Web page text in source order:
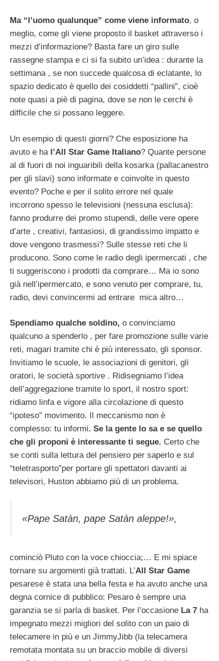
Ma “l’uomo qualunque” come viene informato, o
meglio, come gli viene proposto il basket attraverso i
mezzi d’informazione? Basta fare un giro sulle
rassegne stampa e ci si fa subito un’idea : durante la
settimana , se non succede qualcosa di eclatante, lo
spazio dedicato è quello dei cosiddetti “pallini”, cioè
note quasi a piè di pagina, dove se non le cerchi è
difficile che si possano leggere.
Un esempio di questi giorni? Che esposizione ha
avuto e ha l’All Star Game Italiano? Quante persone
al di fuori di noi inguaribili della kosarka (pallacanestro
per gli slavi) sono informate e coinvolte in questo
evento? Poche e per il solito errore nel quale
incorrono spesso le televisioni (nessuna esclusa):
fanno produrre dei promo stupendi, delle vere opere
d’arte , creativi, fantasiosi, di grandissimo impatto e
dove vengono trasmessi? Sulle stesse reti che li
producono. Sono come le radio degli ipermercati , che
ti suggeriscono i prodotti da comprare… Ma io sono
già nell’ipermercato, e sono venuto per comprare, tu,
radio, devi convincermi ad entrare mica altro…
Spendiamo qualche soldino, o convinciamo
qualcuno a spenderlo , per fare promozione sulle varie
reti, magari tramite chi è più interessato, gli sponsor.
Invitiamo le scuole, le associazioni di genitori, gli
oratori, le società sportive . Ridisegniamo l’idea
dell’aggregazione tramite lo sport, il nostro sport:
ridiamo linfa e vigore alla circolazione di questo
“ipoteso” movimento. Il meccanismo non è
complesso: tu informi. Se la gente lo sa e se quello
che gli proponi è interessante ti segue. Certo che
se conti sulla lettura del pensiero per saperlo e sul
“teletrasporto”per portare gli spettatori davanti ai
televisori, Huston abbiamo più di un problema.
«Pape Satàn, pape Satàn aleppe!»,
cominciò Pluto con la voce chioccia;… E mi spiace
tornare su argomenti già trattati. L’All Star Game
pesarese è stata una bella festa e ha avuto anche una
degna cornice di pubblico: Pesaro è sempre una
garanzia se si parla di basket. Per l’occasione La 7 ha
impegnato mezzi migliori del solito con un paio di
telecamere in più e un JimmyJibb (la telecamera
remotata montata su un braccio mobile di diversi